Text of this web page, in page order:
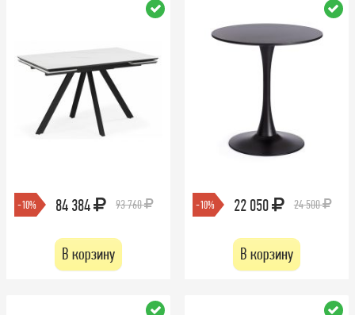
-10% 84 384 93 760
В корзину
-10% 22 050 24 500
В корзину